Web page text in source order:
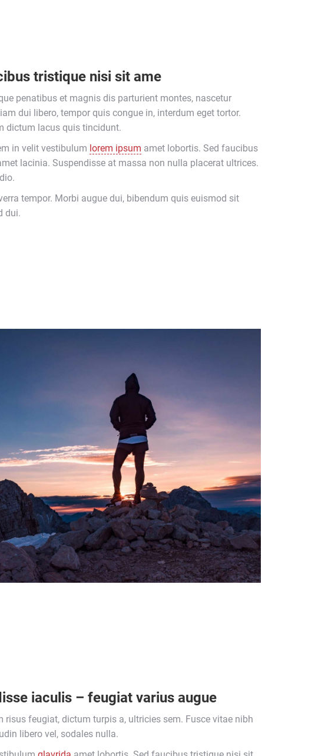
tristique nisi sit ame
penatibus et magnis dis parturient montes, nascetur
dui libero, tempor quis congue in, interdum eget tortor.
dictum lacus quis tincidunt.
in velit vestibulum lorem ipsum amet lobortis. Sed faucibus
lacinia. Suspendisse at massa non nulla placerat ultrices.
tempor. Morbi augue dui, bibendum quis euismod sit
dui.
iaculis – feugiat varius augue
risus feugiat, dictum turpis a, ultricies sem. Fusce vitae nibh
libero vel, sodales nulla.